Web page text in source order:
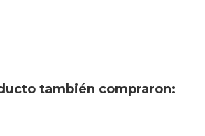
también compraron: